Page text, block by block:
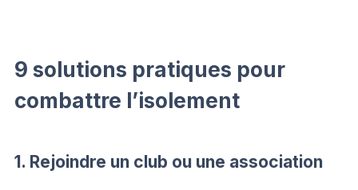
9 solutions pratiques pour
combattre l’isolement
1. Rejoindre un club ou une association